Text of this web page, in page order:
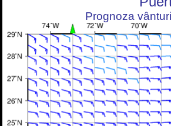
Prognoza